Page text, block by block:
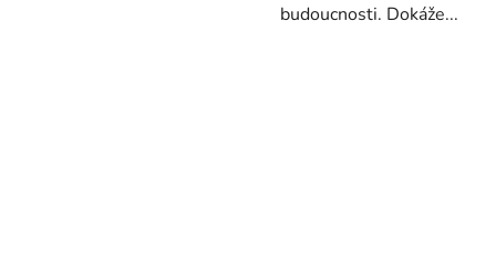
budoucnosti. Dokáže...